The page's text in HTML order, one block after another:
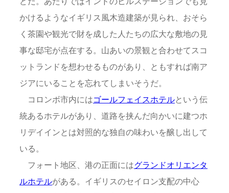
かけるようなイギリス風木造建築が見られ、おそら
く茶園や観光で財を成した人たちの広大な敷地の見
事な邸宅が点在する。山あいの景観と合わせてスコ
ットランドを想わせるものがあり、ともすれば南ア
ジアにいることを忘れてしまいそうだ。
コロンボ市内にはゴールフェイスホテルという伝
統あるホテルがあり、道路を挟んだ向かいに建つホ
リデイインとは対照的な独自の味わいを醸し出して
いる。
フォート地区、港の正面にはグランドオリエンタ
ルホテルがある。イギリスのセイロン支配の中心